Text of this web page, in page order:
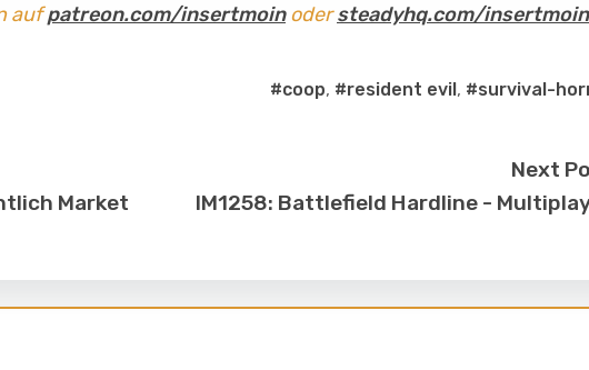
aufpatreon.com/insertmoinodersteadyhq.com/insertmoin
#coop, #resident evil, #survival-
Market
Next
IM1258: Battlefield Hardline -